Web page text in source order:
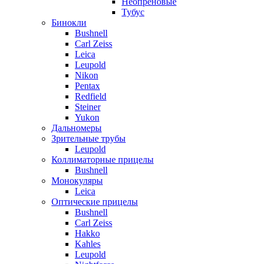
Тубус
Бинокли
Bushnell
Carl Zeiss
Leica
Leupold
Nikon
Pentax
Redfield
Steiner
Yukon
Дальномеры
Зрительные трубы
Leupold
Коллиматорные прицелы
Bushnell
Монокуляры
Leica
Оптические прицелы
Bushnell
Carl Zeiss
Hakko
Kahles
Leupold